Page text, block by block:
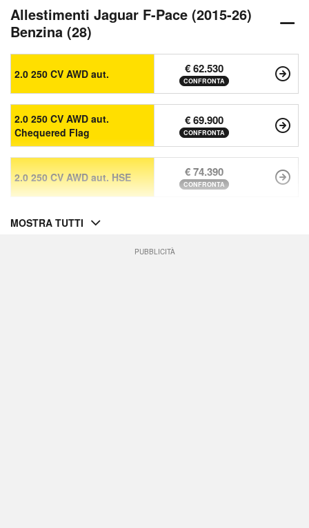
Allestimenti Jaguar F-Pace (2015-26)
Benzina (28)
2.0 250 CV AWD aut. € 62.530
CONFRONTA
2.0 250 CV AWD aut.
Chequered Flag
€ 69.900
CONFRONTA
2.0 250 CV AWD aut. HSE € 74.390
CONFRONTA
MOSTRA TUTTI
PUBBLICITÀ